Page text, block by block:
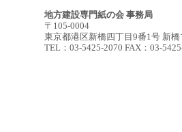
地方建設専門紙の会 事務局
〒105-0004
東京都港区新橋四丁目9番1号 新
TEL：03-5425-2070 FAX：03-